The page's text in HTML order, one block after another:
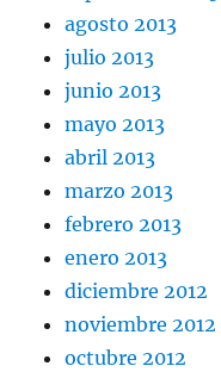
agosto 2013
julio 2013
junio 2013
mayo 2013
abril 2013
marzo 2013
febrero 2013
enero 2013
diciembre 2012
noviembre 2012
octubre 2012